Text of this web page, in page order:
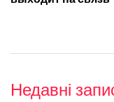
Недавні